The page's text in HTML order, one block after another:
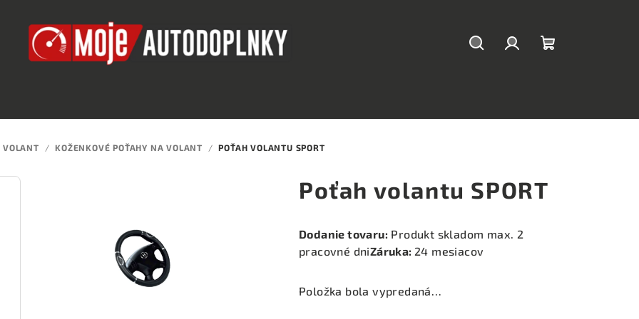
VOLANT / KOŽENKOVÉ POŤAHY NA VOLANT / POŤAH VOLANTU SPORT
Poťah volantu SPORT
Dodanie tovaru: Produkt skladom max. 2
pracovné dniZáruka: 24 mesiacov
Položka bola vypredaná…